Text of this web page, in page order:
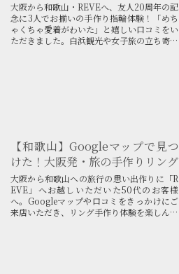
大阪から和歌山・REVEへ、友人20周年の記
念に3人でお揃いの手作り指輪体験！「めち
ゃくちゃ愛着がわいた」と嬉しい口コミをい
ただきました。白浜観光や女子旅の立ち寄り
【和歌山】Googleマップで見つ
けた！大阪発・旅の手作りリング
大阪から和歌山への旅行の思い出作りに「R
EVE」へお越しいただいた50代のお客様
へ。Googleマップや口コミをきっかけにご
来店いただき、リング手作り体験を楽しんで